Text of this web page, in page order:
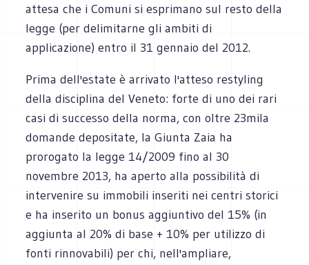
attesa che i Comuni si esprimano sul resto della
legge (per delimitarne gli ambiti di
applicazione) entro il 31 gennaio del 2012.
Prima dell'estate è arrivato l'atteso restyling
della disciplina del Veneto: forte di uno dei rari
casi di successo della norma, con oltre 23mila
domande depositate, la Giunta Zaia ha
prorogato la legge 14/2009 fino al 30
novembre 2013, ha aperto alla possibilità di
intervenire su immobili inseriti nei centri storici
e ha inserito un bonus aggiuntivo del 15% (in
aggiunta al 20% di base + 10% per utilizzo di
fonti rinnovabili) per chi, nell'ampliare,